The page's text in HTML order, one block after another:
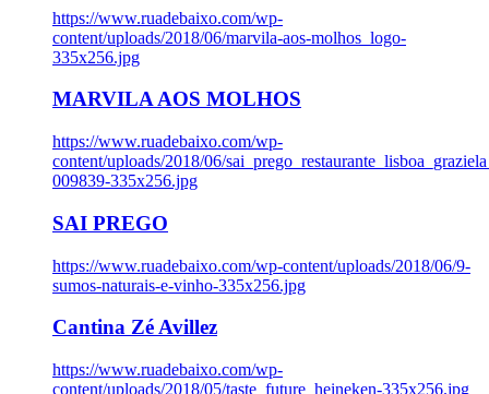
https://www.ruadebaixo.com/wp-
content/uploads/2018/06/marvila-aos-molhos_logo-
335x256.jpg
MARVILA AOS MOLHOS
https://www.ruadebaixo.com/wp-
content/uploads/2018/06/
009839-335x256.jpg
SAI PREGO
https://www.ruadebaixo.com/wp-content/uploads/2018/06/9-
sumos-naturais-e-vinho-335x256.jpg
Cantina Zé Avillez
https://www.ruadebaixo.com/wp-
content/uploads/2018/05/taste_future_heineken-335x256.jpg